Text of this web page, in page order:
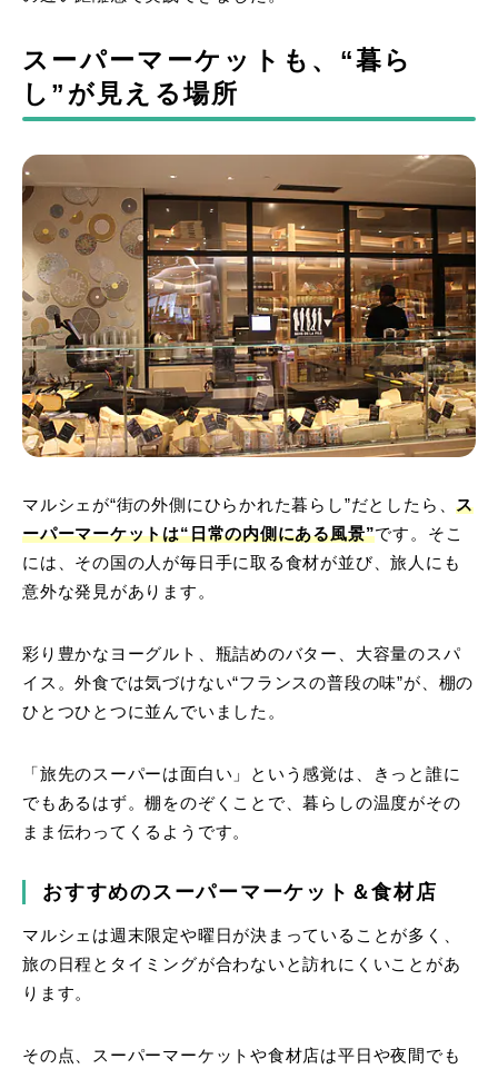
スーパーマーケットも、“暮ら
し”が見える場所
マルシェが“街の外側にひらかれた暮らし”だとしたら、ス
ーパーマーケットは“日常の内側にある風景”です。そこ
には、その国の人が毎日手に取る食材が並び、旅人にも
意外な発見があります。
彩り豊かなヨーグルト、瓶詰めのバター、大容量のスパ
イス。外食では気づけない“フランスの普段の味”が、棚の
ひとつひとつに並んでいました。
「旅先のスーパーは面白い」という感覚は、きっと誰に
でもあるはず。棚をのぞくことで、暮らしの温度がその
まま伝わってくるようです。
おすすめのスーパーマーケット＆食材店
マルシェは週末限定や曜日が決まっていることが多く、
旅の日程とタイミングが合わないと訪れにくいことがあ
ります。
その点、スーパーマーケットや食材店は平日や夜間でも